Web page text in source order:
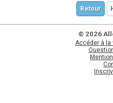
Retour
© 2026
Accéder à la